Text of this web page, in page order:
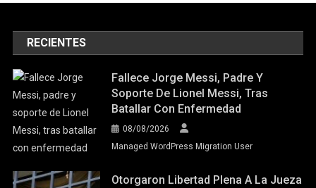
RECIENTES
Fallece Jorge Messi, Padre Y
Soporte De Lionel Messi, Tras
Batallar Con Enfermedad
08/08/2026
Managed WordPress Migration User
Otorgaron Libertad Plena A La Jueza